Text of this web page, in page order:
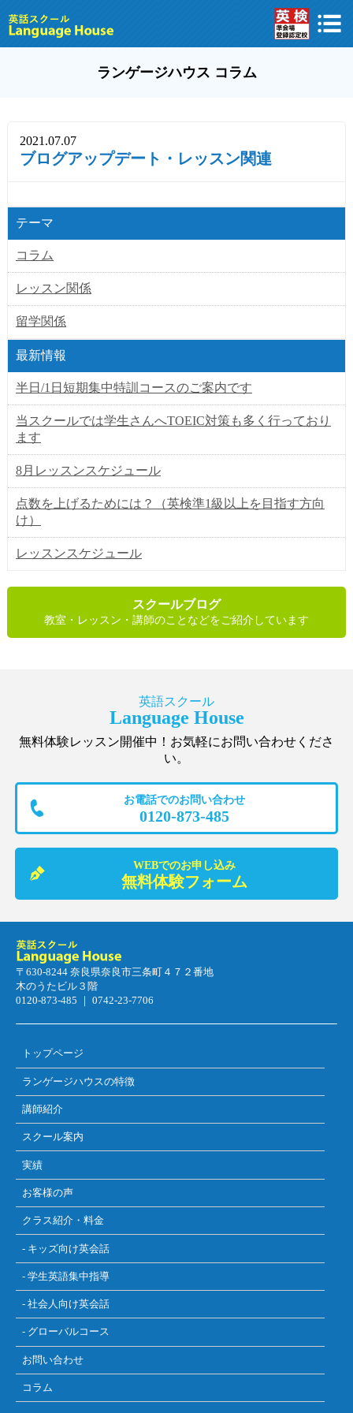
ランゲージハウス コラム
2021.07.07
ブログアップデート・レッスン関連
テーマ
コラム
レッスン関係
留学関係
最新情報
半日/1日短期集中特訓コースのご案内です
当スクールでは学生さんへTOEIC対策も多く行っており
ます
8月レッスンスケジュール
点数を上げるためには？（英検準1級以上を目指す方向
け）
レッスンスケジュール
スクールブログ
教室・レッスン・講師のことなどをご紹介しています
英語スクール
Language House
無料体験レッスン開催中！お気軽にお問い合わせくださ
い。
お電話でのお問い合わせ
0120-873-485
WEBでのお申し込み
無料体験フォーム
〒630-8244 奈良県奈良市三条町４７２番地
木のうたビル３階
0120-873-485 ｜ 0742-23-7706
トップページ
ランゲージハウスの特徴
講師紹介
スクール案内
実績
お客様の声
クラス紹介・料金
- キッズ向け英会話
- 学生英語集中指導
- 社会人向け英会話
- グローバルコース
お問い合わせ
コラム